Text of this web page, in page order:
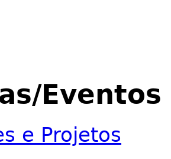
Eventos
e Projetos